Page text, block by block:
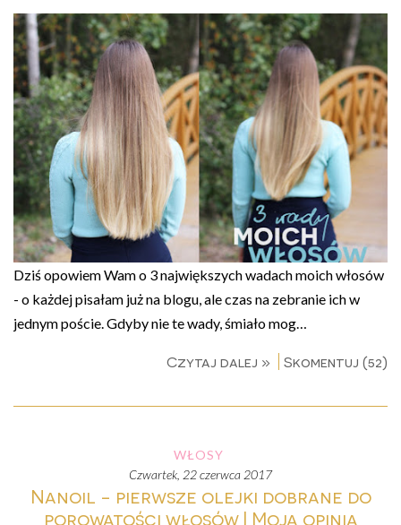
Dziś opowiem Wam o 3 największych wadach moich włosów
- o każdej pisałam już na blogu, ale czas na zebranie ich w
jednym poście. Gdyby nie te wady, śmiało mog…
Czytaj dalej » Skomentuj (52)
WŁOSY
czwartek, 22 czerwca 2017
Nanoil - pierwsze olejki dobrane do
porowatości włosów | Moja opinia